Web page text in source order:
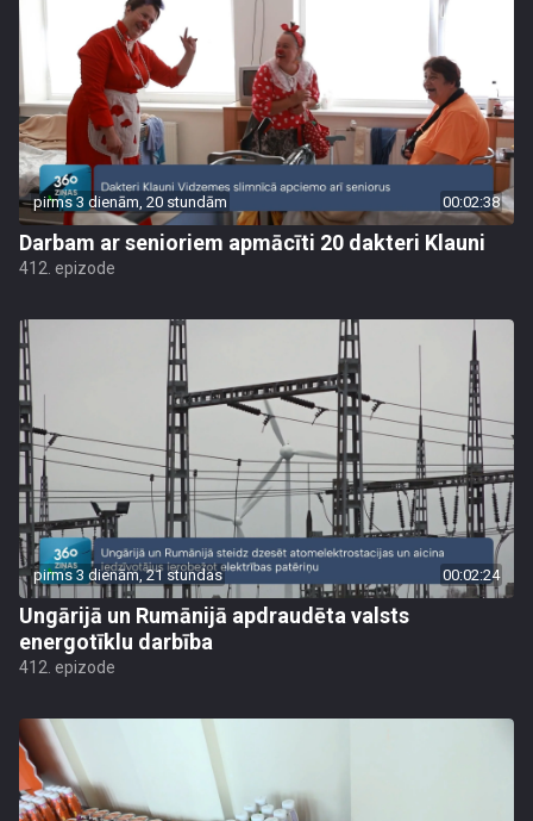
pirms 3 dienām, 20 stundām 00:02:38
Darbam ar senioriem apmācīti 20 dakteri Klauni
412. epizode
pirms 3 dienām, 21 stundas 00:02:24
Ungārijā un Rumānijā apdraudēta valsts
energotīklu darbība
412. epizode